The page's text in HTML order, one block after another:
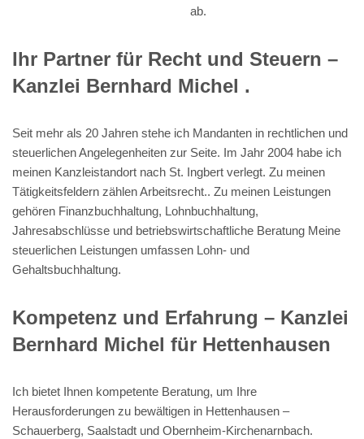
ab.
Ihr Partner für Recht und Steuern –
Kanzlei Bernhard Michel .
Seit mehr als 20 Jahren stehe ich Mandanten in rechtlichen und
steuerlichen Angelegenheiten zur Seite. Im Jahr 2004 habe ich
meinen Kanzleistandort nach St. Ingbert verlegt. Zu meinen
Tätigkeitsfeldern zählen Arbeitsrecht.. Zu meinen Leistungen
gehören Finanzbuchhaltung, Lohnbuchhaltung,
Jahresabschlüsse und betriebswirtschaftliche Beratung Meine
steuerlichen Leistungen umfassen Lohn- und
Gehaltsbuchhaltung.
Kompetenz und Erfahrung – Kanzlei
Bernhard Michel für Hettenhausen
Ich bietet Ihnen kompetente Beratung, um Ihre
Herausforderungen zu bewältigen in Hettenhausen –
Schauerberg, Saalstadt und Obernheim-Kirchenarnbach.